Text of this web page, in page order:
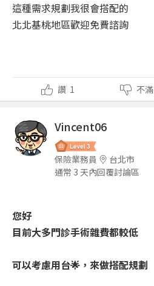
這種需求規劃我很會搭配的
北北基桃地區歡迎免費諮詢
讚 1 不滿
Vincent06
保險業務員
台北市
通常 3 天內回覆討論區
您好
目前大多門診手術雜費都較低
可以考慮用台🌟，來做搭配規劃